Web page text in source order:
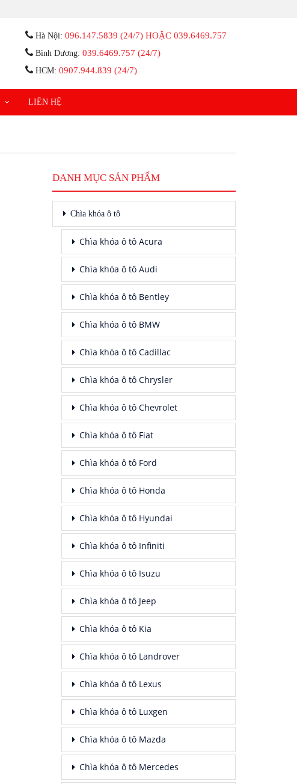
Hà Nội: 096.147.5839 (24/7) HOẶC 039.6469.757
Bình Dương: 039.6469.757 (24/7)
HCM: 0907.944.839 (24/7)
LIÊN HỆ
DANH MỤC SẢN PHẨM
Chìa khóa ô tô
Chìa khóa ô tô Acura
Chìa khóa ô tô Audi
Chìa khóa ô tô Bentley
Chìa khóa ô tô BMW
Chìa khóa ô tô Cadillac
Chìa khóa ô tô Chrysler
Chìa khóa ô tô Chevrolet
Chìa khóa ô tô Fiat
Chìa khóa ô tô Ford
Chìa khóa ô tô Honda
Chìa khóa ô tô Hyundai
Chìa khóa ô tô Infiniti
Chìa khóa ô tô Isuzu
Chìa khóa ô tô Jeep
Chìa khóa ô tô Kia
Chìa khóa ô tô Landrover
Chìa khóa ô tô Lexus
Chìa khóa ô tô Luxgen
Chìa khóa ô tô Mazda
Chìa khóa ô tô Mercedes